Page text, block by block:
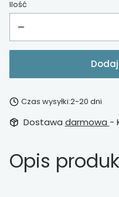
Ilość
Czas wysyłki:2-20 dni
Dostawa darmowa -
Opis